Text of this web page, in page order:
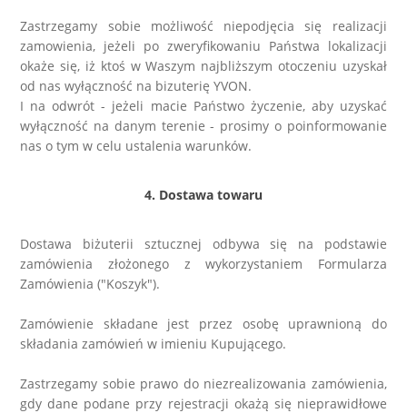
Zastrzegamy sobie możliwość niepodjęcia się realizacji
zamowienia, jeżeli po zweryfikowaniu Państwa lokalizacji
okaże się, iż ktoś w Waszym najbliższym otoczeniu uzyskał
od nas wyłączność na bizuterię YVON.
I na odwrót - jeżeli macie Państwo życzenie, aby uzyskać
wyłączność na danym terenie - prosimy o poinformowanie
nas o tym w celu ustalenia warunków.
4. Dostawa towaru
Dostawa biżuterii sztucznej odbywa się na podstawie
zamówienia złożonego z wykorzystaniem Formularza
Zamówienia ("Koszyk").
Zamówienie składane jest przez osobę uprawnioną do
składania zamówień w imieniu Kupującego.
Zastrzegamy sobie prawo do niezrealizowania zamówienia,
gdy dane podane przy rejestracji okażą się nieprawidłowe